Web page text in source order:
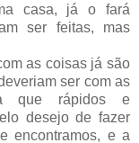
casa, já o fará
ser feitas, mas
coisas já são
ser com as
que rápidos e
desejo de fazer
encontramos, e a